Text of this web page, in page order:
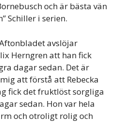
och är bästa vän
Schiller i serien.
avslöjar
Herngren att han fick
dagar sedan. Det är
att förstå att Rebecka
fick det fruktlöst sorgliga
sedan. Hon var hela
och otroligt rolig och